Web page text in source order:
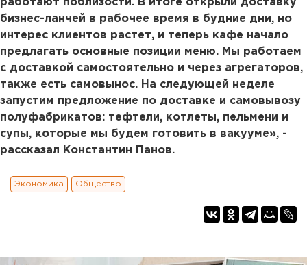
работают поблизости. В итоге открыли доставку
бизнес-ланчей в рабочее время в будние дни, но
интерес клиентов растет, и теперь кафе начало
предлагать основные позиции меню. Мы работаем
с доставкой самостоятельно и через агрегаторов,
также есть самовынос. На следующей неделе
запустим предложение по доставке и самовывозу
полуфабрикатов: тефтели, котлеты, пельмени и
супы, которые мы будем готовить в вакууме», -
рассказал Константин Панов.
Экономика Общество